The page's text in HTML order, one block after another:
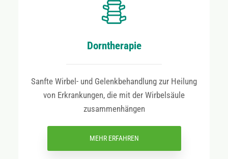
Dorntherapie
Sanfte Wirbel- und Gelenkbehandlung zur Heilung
von Erkrankungen, die mit der Wirbelsäule
zusammenhängen
MEHR ERFAHREN